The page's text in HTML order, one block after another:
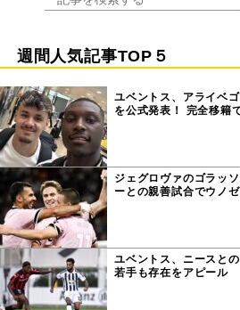
週間人気記事TOP５
ユベントス、アライベ
を公式発表！ 完全移籍
ジェグロヴァのゴラッ
ーとの親善試合でウノ
ユベントス、ニースと
若手も存在をアピール